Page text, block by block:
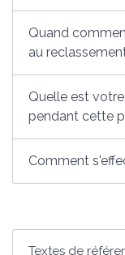
Quand
au
Quelle est
pendant cette
Comment
Textes de